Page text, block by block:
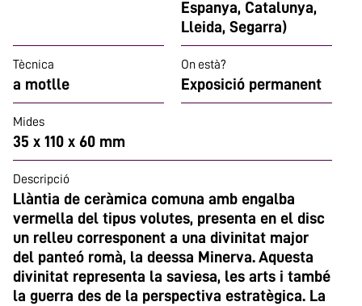
Espanya, Catalunya,
Lleida, Segarra)
Tècnica
a motlle
On està?
Exposició permanent
Mides
35 x 110 x 60 mm
Descripció
Llàntia de ceràmica comuna amb engalba
vermella del tipus volutes, presenta en el disc
un relleu corresponent a una divinitat major
del panteó romà, la deessa Minerva. Aquesta
divinitat representa la saviesa, les arts i també
la guerra des de la perspectiva estratègica. La